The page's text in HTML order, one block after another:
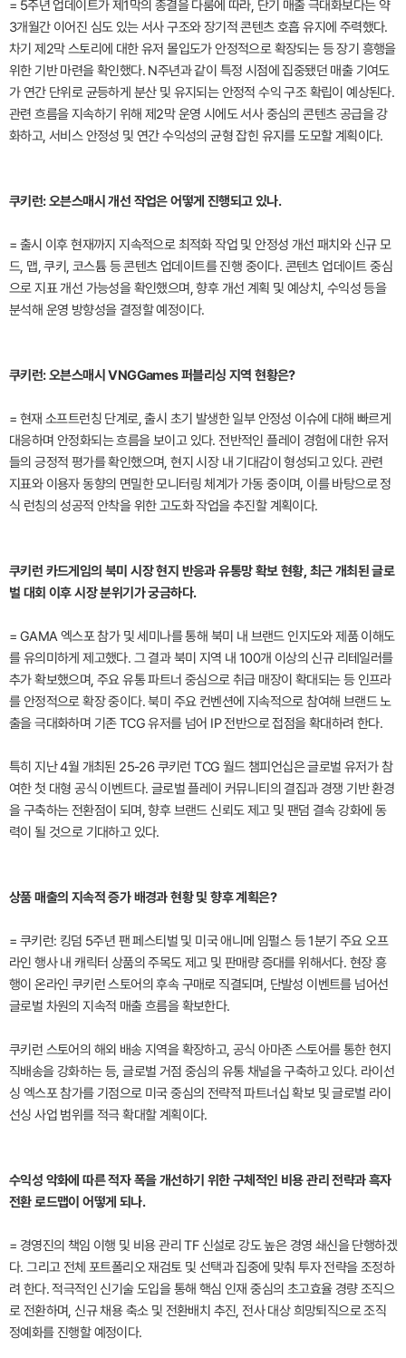
= 5주년 업데이트가 제1막의 종결을 다룸에 따라, 단기 매출 극대화보다는 약
3개월간 이어진 심도 있는 서사 구조와 장기적 콘텐츠 호흡 유지에 주력했다.
차기 제2막 스토리에 대한 유저 몰입도가 안정적으로 확장되는 등 장기 흥행을
위한 기반 마련을 확인했다. N주년과 같이 특정 시점에 집중됐던 매출 기여도
가 연간 단위로 균등하게 분산 및 유지되는 안정적 수익 구조 확립이 예상된다.
관련 흐름을 지속하기 위해 제2막 운영 시에도 서사 중심의 콘텐츠 공급을 강
화하고, 서비스 안정성 및 연간 수익성의 균형 잡힌 유지를 도모할 계획이다.
쿠키런: 오븐스매시 개선 작업은 어떻게 진행되고 있나.
= 출시 이후 현재까지 지속적으로 최적화 작업 및 안정성 개선 패치와 신규 모
드, 맵, 쿠키, 코스튬 등 콘텐츠 업데이트를 진행 중이다. 콘텐츠 업데이트 중심
으로 지표 개선 가능성을 확인했으며, 향후 개선 계획 및 예상치, 수익성 등을
분석해 운영 방향성을 결정할 예정이다.
쿠키런: 오븐스매시 VNGGames 퍼블리싱 지역 현황은?
= 현재 소프트런칭 단계로, 출시 초기 발생한 일부 안정성 이슈에 대해 빠르게
대응하며 안정화되는 흐름을 보이고 있다. 전반적인 플레이 경험에 대한 유저
들의 긍정적 평가를 확인했으며, 현지 시장 내 기대감이 형성되고 있다. 관련
지표와 이용자 동향의 면밀한 모니터링 체계가 가동 중이며, 이를 바탕으로 정
식 런칭의 성공적 안착을 위한 고도화 작업을 추진할 계획이다.
쿠키런 카드게임의 북미 시장 현지 반응과 유통망 확보 현황, 최근 개최된 글로
벌 대회 이후 시장 분위기가 궁금하다.
= GAMA 엑스포 참가 및 세미나를 통해 북미 내 브랜드 인지도와 제품 이해도
를 유의미하게 제고했다. 그 결과 북미 지역 내 100개 이상의 신규 리테일러를
추가 확보했으며, 주요 유통 파트너 중심으로 취급 매장이 확대되는 등 인프라
를 안정적으로 확장 중이다. 북미 주요 컨벤션에 지속적으로 참여해 브랜드 노
출을 극대화하며 기존 TCG 유저를 넘어 IP 전반으로 접점을 확대하려 한다.
특히 지난 4월 개최된 25-26 쿠키런 TCG 월드 챔피언십은 글로벌 유저가 참
여한 첫 대형 공식 이벤트다. 글로벌 플레이 커뮤니티의 결집과 경쟁 기반 환경
을 구축하는 전환점이 되며, 향후 브랜드 신뢰도 제고 및 팬덤 결속 강화에 동
력이 될 것으로 기대하고 있다.
상품 매출의 지속적 증가 배경과 현황 및 향후 계획은?
= 쿠키런: 킹덤 5주년 팬 페스티벌 및 미국 애니메 임펄스 등 1분기 주요 오프
라인 행사 내 캐릭터 상품의 주목도 제고 및 판매량 증대를 위해서다. 현장 흥
행이 온라인 쿠키런 스토어의 후속 구매로 직결되며, 단발성 이벤트를 넘어선
글로벌 차원의 지속적 매출 흐름을 확보한다.
쿠키런 스토어의 해외 배송 지역을 확장하고, 공식 아마존 스토어를 통한 현지
직배송을 강화하는 등, 글로벌 거점 중심의 유통 채널을 구축하고 있다. 라이선
싱 엑스포 참가를 기점으로 미국 중심의 전략적 파트너십 확보 및 글로벌 라이
선싱 사업 범위를 적극 확대할 계획이다.
수익성 악화에 따른 적자 폭을 개선하기 위한 구체적인 비용 관리 전략과 흑자
전환 로드맵이 어떻게 되나.
= 경영진의 책임 이행 및 비용 관리 TF 신설로 강도 높은 경영 쇄신을 단행하겠
다. 그리고 전체 포트폴리오 재검토 및 선택과 집중에 맞춰 투자 전략을 조정하
려 한다. 적극적인 신기술 도입을 통해 핵심 인재 중심의 초고효율 경량 조직으
로 전환하며, 신규 채용 축소 및 전환배치 추진, 전사 대상 희망퇴직으로 조직
정예화를 진행할 예정이다.